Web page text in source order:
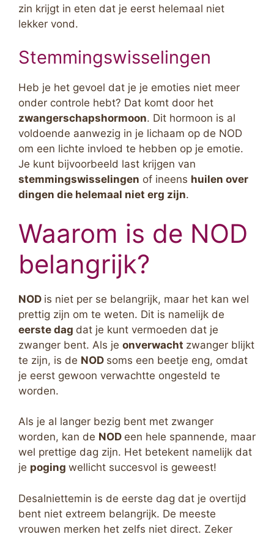
zin krijgt in eten dat je eerst helemaal niet
lekker vond.
Stemmingswisselingen
Heb je het gevoel dat je je emoties niet meer
onder controle hebt? Dat komt door het
zwangerschapshormoon. Dit hormoon is al
voldoende aanwezig in je lichaam op de NOD
om een lichte invloed te hebben op je emotie.
Je kunt bijvoorbeeld last krijgen van
stemmingswisselingen of ineens huilen over
dingen die helemaal niet erg zijn.
Waarom is de NOD
belangrijk?
NOD is niet per se belangrijk, maar het kan wel
prettig zijn om te weten. Dit is namelijk de
eerste dag dat je kunt vermoeden dat je
zwanger bent. Als je onverwacht zwanger blijkt
te zijn, is de NOD soms een beetje eng, omdat
je eerst gewoon verwachtte ongesteld te
worden.
Als je al langer bezig bent met zwanger
worden, kan de NOD een hele spannende, maar
wel prettige dag zijn. Het betekent namelijk dat
je poging wellicht succesvol is geweest!
Desalniettemin is de eerste dag dat je overtijd
bent niet extreem belangrijk. De meeste
vrouwen merken het zelfs niet direct. Zeker